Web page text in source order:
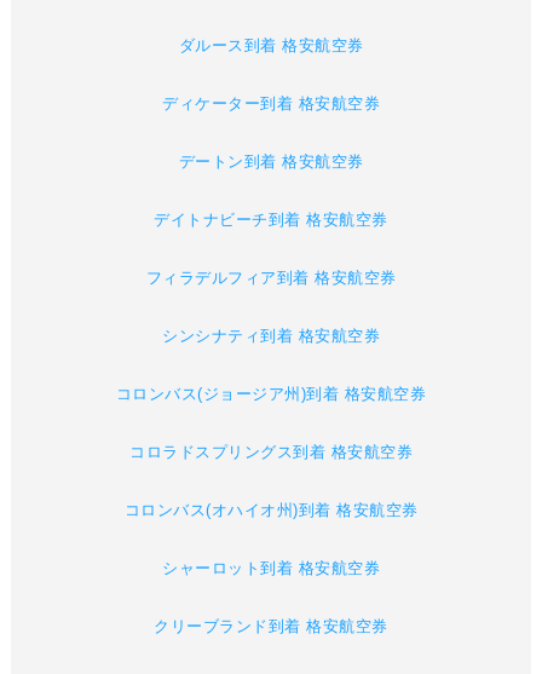
ダルース到着 格安航空券
ディケーター到着 格安航空券
デートン到着 格安航空券
デイトナビーチ到着 格安航空券
フィラデルフィア到着 格安航空券
シンシナティ到着 格安航空券
コロンバス(ジョージア州)到着 格安航空券
コロラドスプリングス到着 格安航空券
コロンバス(オハイオ州)到着 格安航空券
シャーロット到着 格安航空券
クリーブランド到着 格安航空券